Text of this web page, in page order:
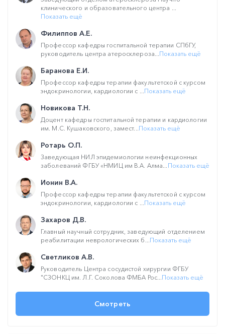
клинического и образовательного центра ...
Показать ещё
Филиппов А.Е.
Профессор кафедры госпитальной терапии СПбГУ,
руководитель центра атеросклероза...Показать ещё
Баранова Е.И.
Профессор кафедры терапии факультетской с курсом
эндокринологии, кардиологии с ...Показать ещё
Новикова Т.Н.
Доцент кафедры госпитальной терапии и кардиологии
им. М.С. Кушаковского, замест...Показать ещё
Ротарь О.П.
Заведующая НИЛ эпидемиологии неинфекционных
заболеваний ФГБУ «НМИЦ им В.А. Алма... Показать ещё
Ионин В.А.
Профессор кафедры терапии факультетской с курсом
эндокринологии, кардиологии с ...Показать ещё
Захаров Д.В.
Главный научный сотрудник, заведующий отделением
реабилитации неврологических б...Показать ещё
Светликов А.В.
Руководитель Центра сосудистой хирургии ФГБУ
"СЗОНКЦ им. Л.Г. Соколова ФМБА Рос...Показать ещё
Смотреть